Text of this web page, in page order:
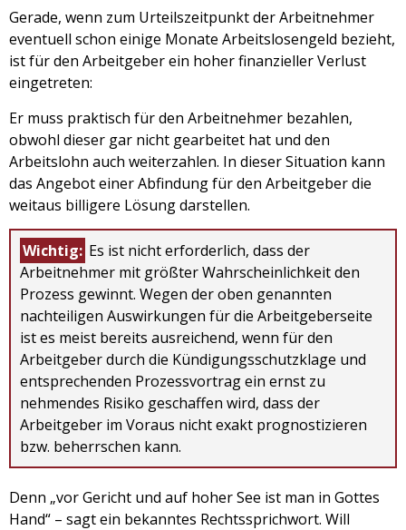
Gerade, wenn zum Urteilszeitpunkt der Arbeitnehmer
eventuell schon einige Monate Arbeitslosengeld bezieht,
ist für den Arbeitgeber ein hoher finanzieller Verlust
eingetreten:
Er muss praktisch für den Arbeitnehmer bezahlen,
obwohl dieser gar nicht gearbeitet hat und den
Arbeitslohn auch weiterzahlen. In dieser Situation kann
das Angebot einer Abfindung für den Arbeitgeber die
weitaus billigere Lösung darstellen.
Wichtig: Es ist nicht erforderlich, dass der
Arbeitnehmer mit größter Wahrscheinlichkeit den
Prozess gewinnt. Wegen der oben genannten
nachteiligen Auswirkungen für die Arbeitgeberseite
ist es meist bereits ausreichend, wenn für den
Arbeitgeber durch die Kündigungsschutzklage und
entsprechenden Prozessvortrag ein ernst zu
nehmendes Risiko geschaffen wird, dass der
Arbeitgeber im Voraus nicht exakt prognostizieren
bzw. beherrschen kann.
Denn „vor Gericht und auf hoher See ist man in Gottes
Hand“ – sagt ein bekanntes Rechtssprichwort. Will